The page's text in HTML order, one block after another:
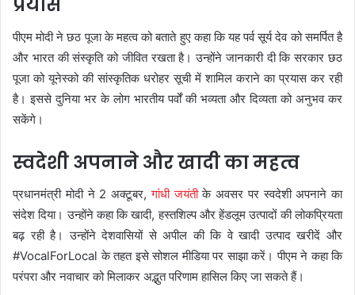
पीएम मोदी ने छठ पूजा के महत्व को बताते हुए कहा कि यह पर्व सूर्य देव को समर्पित है
और भारत की संस्कृति को जीवित रखता है। उन्होंने जानकारी दी कि सरकार छठ
पूजा को यूनेस्को की सांस्कृतिक धरोहर सूची में शामिल कराने का प्रयास कर रही
है। इससे दुनिया भर के लोग भारतीय पर्वों की भव्यता और दिव्यता को अनुभव कर
सकेंगे।
स्वदेशी अपनाने और खादी का महत्व
प्रधानमंत्री मोदी ने 2 अक्टूबर,गांधी जयंतीके अवसर पर स्वदेशी अपनाने का
संदेश दिया। उन्होंने कहा कि खादी, हस्तशिल्प और हेंडलूम उत्पादों की लोकप्रियता
बढ़ रही है। उन्होंने देशवासियों से अपील की कि वे खादी उत्पाद खरीदें और
#VocalForLocal के तहत इसे सोशल मीडिया पर साझा करें। पीएम ने कहा कि
परंपरा और नवाचार को मिलाकर अद्भुत परिणाम हासिल किए जा सकते हैं।